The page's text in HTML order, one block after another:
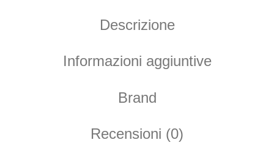
Descrizione
Informazioni aggiuntive
Brand
Recensioni (0)